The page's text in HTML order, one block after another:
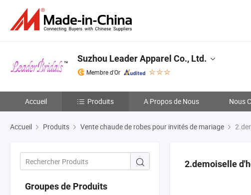
Suzhou Leader Apparel Co., Ltd.
Membre d'Or
Accueil Produits A Propos de Nous Nous
Accueil Produits Vente chaude de robes pour invités de mariage
Groupes de Produits
2.demoiselle